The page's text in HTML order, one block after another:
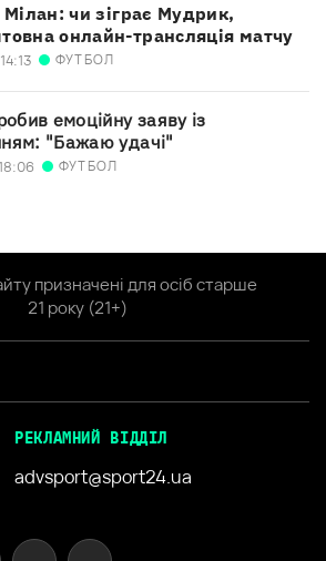
Мілан: чи зіграє Мудрик,
онлайн-трансляція матчу
14:13 ФУТБОЛ
емоційну заяву із
"Бажаю удачі"
18:06 ФУТБОЛ
призначені для осіб старше
21 року (21+)
РЕКЛАМНИЙ ВІДДІЛ
advsport@sport24.ua